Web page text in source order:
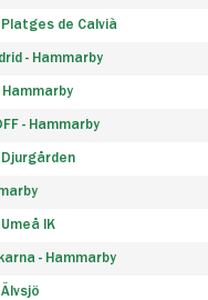
Platges de Calvià
- Hammarby
- Hammarby
Djurgården
IK
- Hammarby